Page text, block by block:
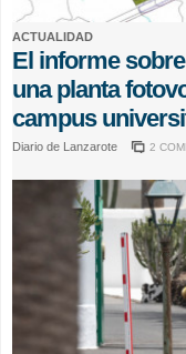
ACTUALIDAD
El informe
una planta
campus
Diario de Lanzarote 2